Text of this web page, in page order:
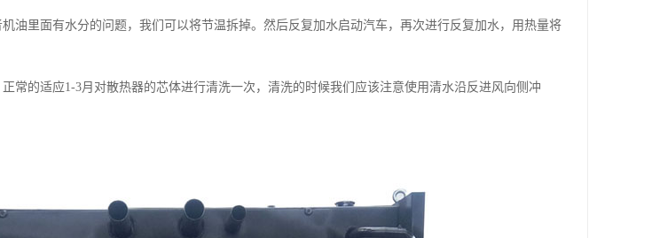
里面有水分的问题，我们可以将节温拆掉。然后反复加水启动汽车，再次进行反复加水，用热量将
的适应1-3月对散热器的芯体进行清洗一次，清洗的时候我们应该注意使用清水沿反进风向侧冲